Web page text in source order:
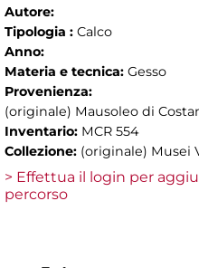
Autore:
Tipologia : Calco
Anno:
Materia e tecnica: Gesso
Provenienza:
(originale) Mausoleo di
Inventario: MCR 554
Collezione: (originale) Musei
> Effettua il login per
percorso